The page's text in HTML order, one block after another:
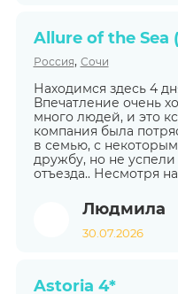
Allure of the Sea
Россия, Сочи
Находимся здесь 4
Впечатление очень
много людей, и это
компания была
в семью, с
дружбу, но не
отъезда.. Несмотря
Людмила
30.07.2026
Astoria 4*